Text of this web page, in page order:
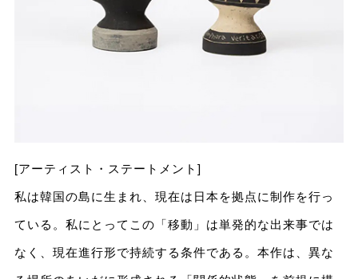
[アーティスト・ステートメント]
私は韓国の島に生まれ、現在は日本を拠点に制作を行っ
ている。私にとってこの「移動」は単発的な出来事では
なく、現在進行形で持続する条件である。本作は、異な